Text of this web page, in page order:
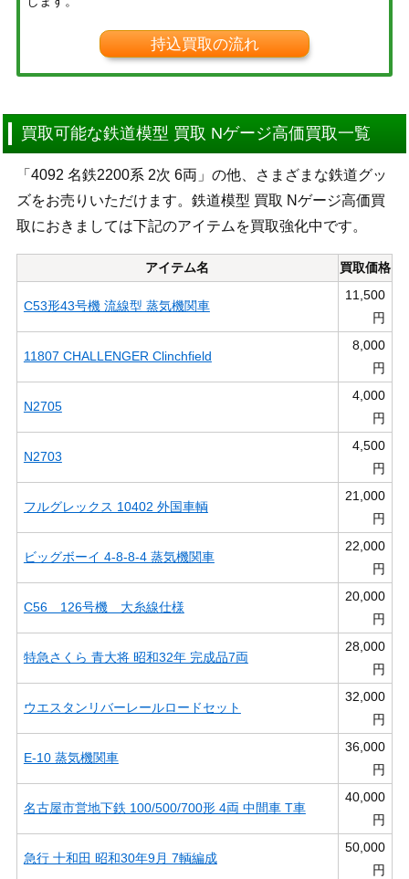
持込買取の流れ
買取可能な鉄道模型 買取 Nゲージ高価買取一覧
「4092 名鉄2200系 2次 6両」の他、さまざまな鉄道グッ
ズをお売りいただけます。鉄道模型 買取 Nゲージ高価買
取におきましては下記のアイテムを買取強化中です。
アイテム名 買取価格
C53形43号機 流線型 蒸気機関車
11,500
円
11807 CHALLENGER Clinchfield
8,000
円
N2705
4,000
円
N2703
4,500
円
フルグレックス 10402 外国車輌
21,000
円
ビッグボーイ 4-8-8-4 蒸気機関車
22,000
円
C56 126号機 大糸線仕様
20,000
円
特急さくら 青大将 昭和32年 完成品7両
28,000
円
ウエスタンリバーレールロードセット
32,000
円
E-10 蒸気機関車
36,000
円
名古屋市営地下鉄 100/500/700形 4両 中間車 T車
40,000
円
急行 十和田 昭和30年9月 7輌編成
50,000
円